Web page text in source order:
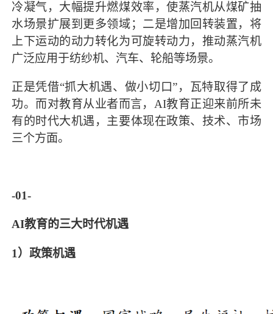
冷凝气，大幅提升燃煤效率，使蒸汽机从煤矿抽
水场景扩展到更多领域；二是增加回转装置，将
上下运动的动力转化为可旋转动力，推动蒸汽机
广泛应用于纺纱机、汽车、轮船等场景。
正是凭借“抓大机遇、做小切口”，瓦特取得了成
功。而对教育从业者而言，AI教育正迎来前所未
有的时代大机遇，主要体现在政策、技术、市场
三个方面。
-01-
AI教育的三大时代机遇
1）政策机遇